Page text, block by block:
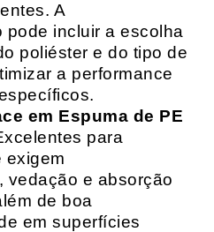
A
pode incluir a escolha
poliéster e do tipo de
a performance
em Espuma de PE
para
exigem
vedação e absorção
de boa
em superfícies